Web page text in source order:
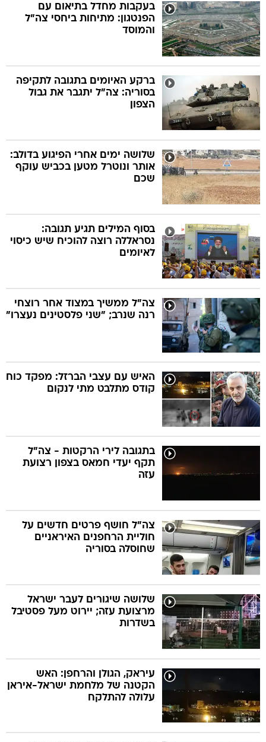
בעקבות מחדל בתיאום עם
הפנטגון: מתיחות ביחסי צה"ל
והמוסד
ברקע האיומים בתגובה לתקיפה
בסוריה: צה"ל יתגבר את גבול
הצפון
שלושה ימים אחרי הפיגוע בדולב:
אותר ונוטרל מטען בכביש עוקף
שכם
בסוף המילים תגיע תגובה:
נסראללה רוצה להוכיח שיש כיסוי
לאיומים
צה"ל ממשיך במצוד אחר רוצחי
רנה שנרב; "שני פלסטינים נעצרו"
האיש עם עצבי הברזל: מפקד כוח
קודס מתלבט מתי לנקום
בתגובה לירי הרקטות - צה"ל
תקף יעדי חמאס בצפון רצועת
עזה
צה"ל חושף פרטים חדשים על
חוליית הרחפנים האיראניים
שחוסלה בסוריה
שלושה שיגורים לעבר ישראל
מרצועת עזה; יירוט מעל פסטיבל
בשדרות
עיראק, הגולן והרחפן: האש
הקטנה של מלחמת ישראל-איראן
עלולה להתלקח